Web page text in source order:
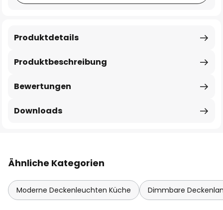
Produktbeschreibung
Produktdetails
Bewertungen
Downloads
Ähnliche Kategorien
Moderne Deckenleuchten Küche Dimmbare